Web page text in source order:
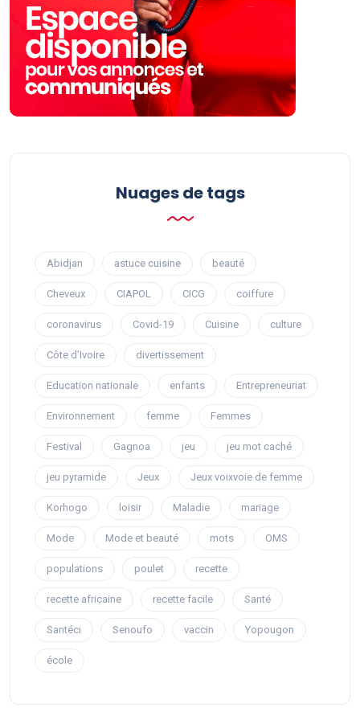
Nuages ​​de tags
Abidjan astuce cuisine beauté
Cheveux CIAPOL CICG coiffure
coronavirus Covid-19 Cuisine culture
Côte d’Ivoire divertissement
Education nationale enfants Entrepreneuriat
Environnement femme Femmes
Festival Gagnoa jeu jeu mot caché
jeu pyramide Jeux Jeux voixvoie de femme
Korhogo loisir Maladie mariage
Mode Mode et beauté mots OMS
populations poulet recette
recette africaine recette facile Santé
Santéci Senoufo vaccin Yopougon
école